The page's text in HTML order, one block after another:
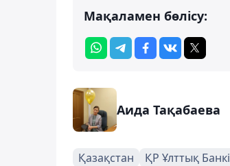
Мақаламен бөлісу:
Аида Тақабаева
Қазақстан ҚР Ұлттық Банкі